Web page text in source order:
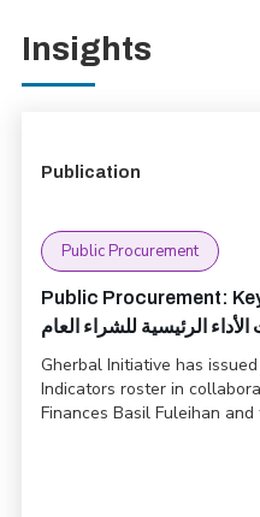
Insights
Publication
Public Procurement
Public Procurement:
الرئيسية للشراء العام
Gherbal Initiative has
Indicators roster in
Finances Basil Fuleihan